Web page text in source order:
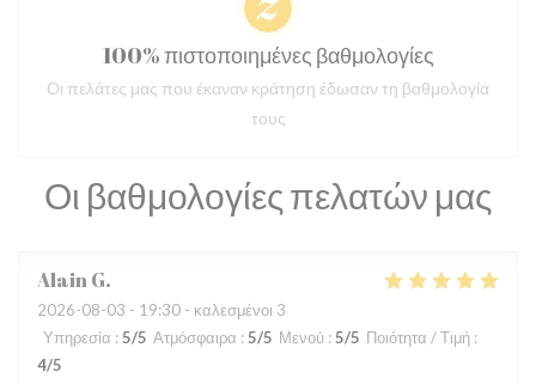
Οι βαθμολογίες πελατών μας
AlainG
2026-08-03 - 19:30 - καλεσμένοι 3
Υπηρεσία : 5/5 Ατμόσφαιρα : 5/5 Μενού : 5/5 Ποιότητα / Τιμή :
4/5
100% πιστοποιημένες βαθμολογίες
Οι πελάτες μας που έκαναν κράτηση έδωσαν τη βαθμολογία
τους